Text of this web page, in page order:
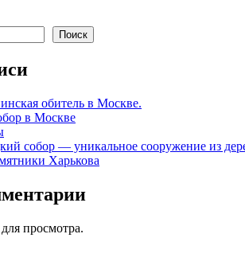
Поиск
обитель в Москве.
в Москве
собор — уникальное сооружение из
Харькова
просмотра.